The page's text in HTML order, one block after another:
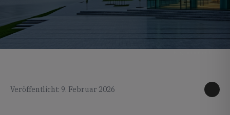
Veröffentlicht: 9. Februar 2026